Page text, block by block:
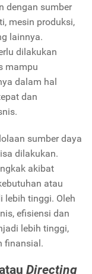
dengan sumber
mesin produksi,
lainnya.
dilakukan
mampu
dalam hal
dan
sumber daya
dilakukan.
akibat
atau
lebih tinggi. Oleh
efisiensi dan
lebih tinggi,
finansial.
Directing